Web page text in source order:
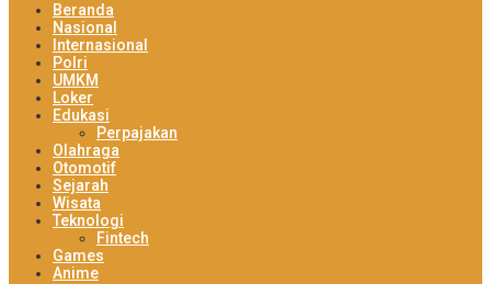
Beranda
Nasional
Internasional
Polri
UMKM
Loker
Edukasi
Perpajakan
Olahraga
Otomotif
Sejarah
Wisata
Teknologi
Fintech
Games
Anime